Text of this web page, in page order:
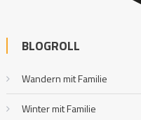
BLOGROLL
Wandern mit Familie
Winter mit Familie